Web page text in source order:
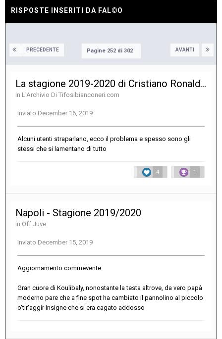
RISPOSTE INSERITI DA FAL©O
PRECEDENTE AVANTI
Pagine 252 di 302
La stagione 2019-2020 di Cristiano Ronaldo alla Juventus
in L'Archivio Di Tifosibianconeri.com
Inviato December 16, 2019
Alcuni utenti straparlano, ecco il problema e spesso sono gli
stessi che si lamentano di tutto
4 1
Napoli - Stagione 2019/2020
in Off Juve
Inviato December 15, 2019
Aggiornamento commevente:
Gran cuore di Koulibaly, nonostante la testa altrove, da vero papà
moderno pare che a fine spot ha cambiato il pannolino al piccolo
o'tir'aggir Insigne che si era cagato addosso